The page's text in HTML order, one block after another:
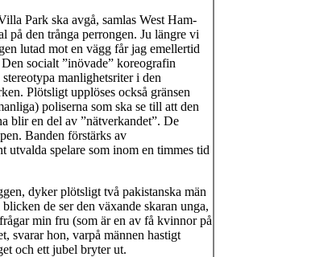
Park ska avgå, samlas West Ham-
på den trånga perrongen. Ju längre vi
lutad mot en vägg får jag emellertid
socialt ”inövade” koreografin
manlighetsriter i den
Plötsligt upplöses också gränsen
poliserna som ska se till att den
blir en del av ”nätverkandet”. De
Banden förstärks av
spelare som inom en timmes tid
dyker plötsligt två pakistanska män
de ser den växande skaran unga,
min fru (som är en av få kvinnor på
svarar hon, varpå männen hastigt
och ett jubel bryter ut.